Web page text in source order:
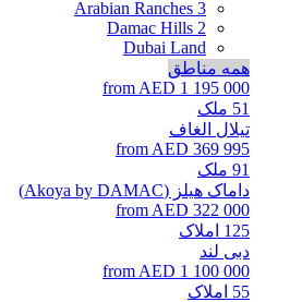
Arabian Ranches 3
Damac Hills 2
Dubai Land
همه مناطق
from AED 1 195 000
51 ملک
تیلال الغاف
from AED 369 995
91 ملک
داماک هیلز (Akoya by DAMAC)
from AED 322 000
125 املاک
دبی لند
from AED 1 100 000
55 املاک